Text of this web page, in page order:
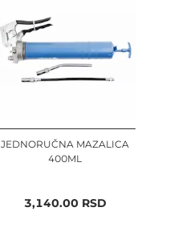
JEDNORUČNA MAZALICA
400ML
3,140.00RSD